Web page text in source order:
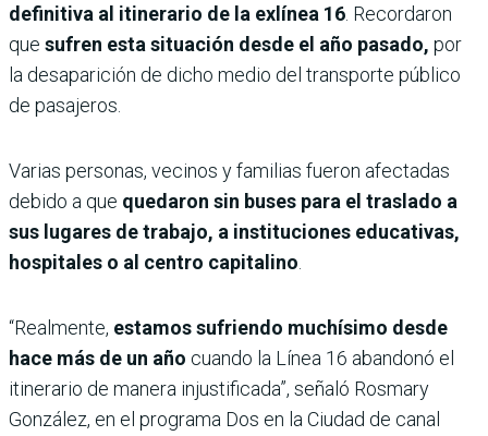
definitiva al itinerario de la exlínea 16 . Recordaron
que sufren esta situación desde el año pasado, por
la desaparición de dicho medio del transporte público
de pasajeros.
Varias personas, vecinos y familias fueron afectadas
debido a que quedaron sin buses para el traslado a
sus lugares de trabajo, a instituciones educativas,
hospitales o al centro capitalino
“Realmente, estamos sufriendo muchísimo desde
hace más de un año cuando la Línea 16 abandonó el
itinerario de manera injustificada”, señaló Rosmary
González, en el programa Dos en la Ciudad de canal